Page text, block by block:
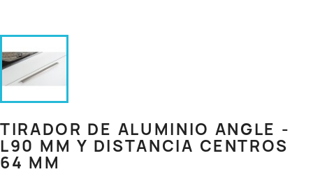
TIRADOR DE ALUMINIO ANGLE -
L90 MM Y DISTANCIA CENTROS
64 MM